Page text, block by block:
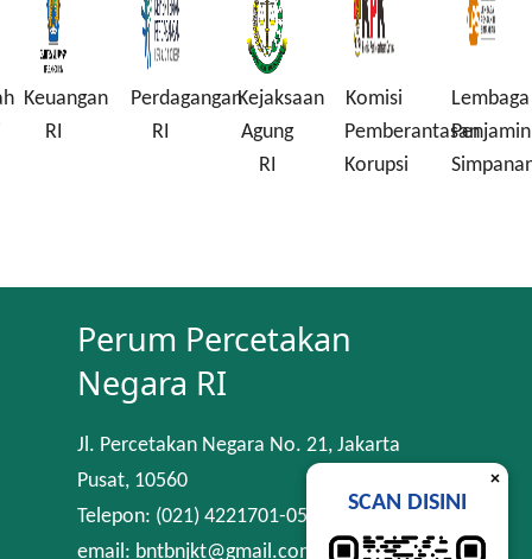
Keuangan
RI
Perdagangan
RI
Kejaksaan
Agung
RI
Komisi
Pemberantasan
Korupsi
Lembaga
Penjamin
Perum Percetakan
Negara RI
Jl. Percetakan Negara No. 21, Jakarta
Pusat, 10560
Telepon: (021) 4221701-05
email: bntbnjkt@gmail.com
×
SCAN DISINI